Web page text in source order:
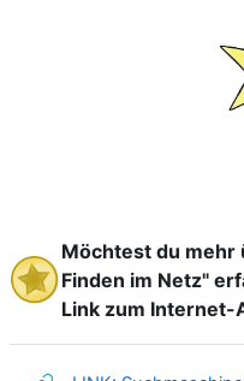
Möchtest du mehr
Finden im Netz"
Link zum Internet-